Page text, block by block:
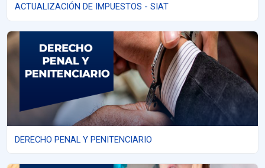
ACTUALIZACIÓN DE IMPUESTOS - SIAT
DERECHO PENAL Y PENITENCIARIO
DERECHO PENAL Y PENITENCIARIO